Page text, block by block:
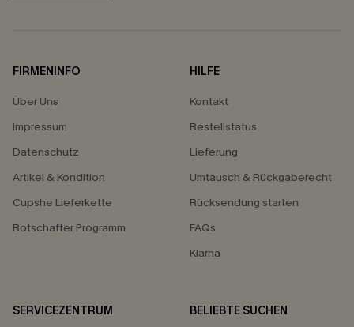
FIRMENINFO
Über Uns
Impressum
Datenschutz
Artikel & Kondition
Cupshe Lieferkette
Botschafter Programm
HILFE
Kontakt
Bestellstatus
Lieferung
Umtausch & Rückgaberecht
Rücksendung starten
FAQs
Klarna
SERVICEZENTRUM
BELIEBTE SUCHEN